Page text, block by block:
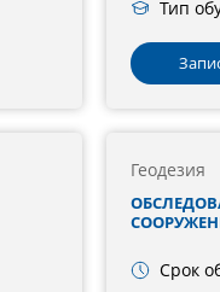
Тип
Геодезия
Срок